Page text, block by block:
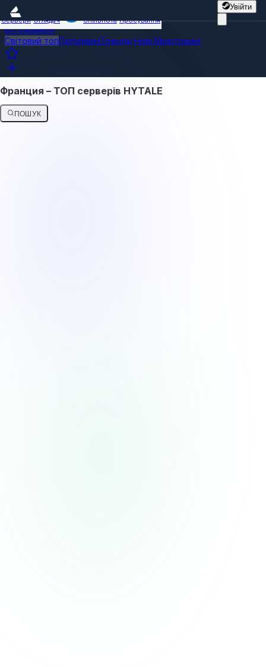
Увійти
Сервери Оглядач Спільнота Просування
Всі сервери
Світовий топПопулярніТренди Нові Моніторинг
Франция – ТОП серверів HYTALE
ПОШУК